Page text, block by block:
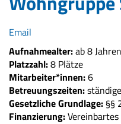
Email
Aufnahmealter:ab 8 Jahren
Platzzahl:8 Plätze
Mitarbeiter*innen:6
Betreuungszeiten:
Gesetzliche Grundlage:§§
Finanzierung: